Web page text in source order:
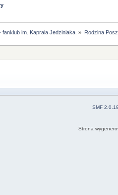
im. Kaprala Jedziniaka. » Rodzina
SMF
Strona